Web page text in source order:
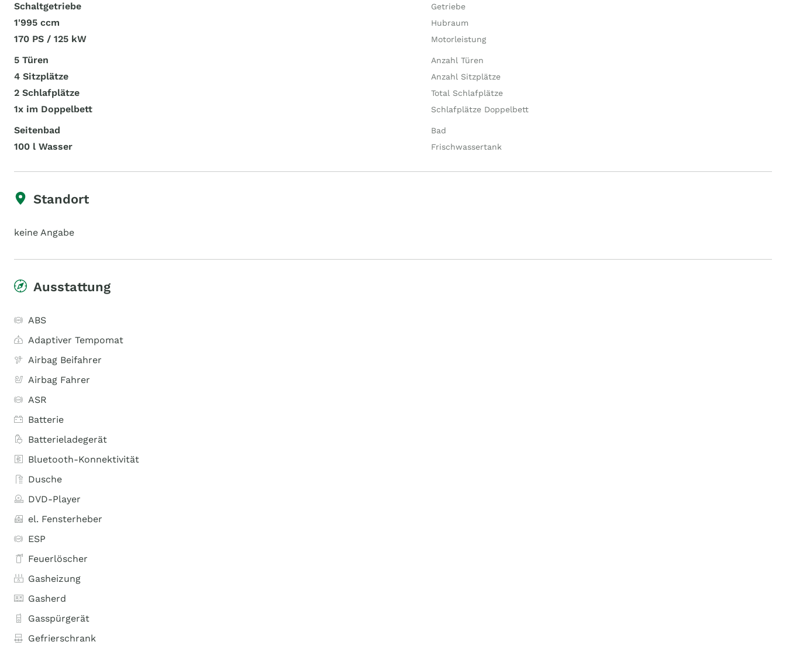
Schaltgetriebe Getriebe
1'995 ccm Hubraum
170 PS / 125 kW Motorleistung
5 Türen Anzahl Türen
4 Sitzplätze Anzahl Sitzplätze
2 Schlafplätze Total Schlafplätze
1x im Doppelbett Schlafplätze Doppelbett
Seitenbad Bad
100 l Wasser Frischwassertank
Standort
keine Angabe
Ausstattung
ABS
Adaptiver Tempomat
Airbag Beifahrer
Airbag Fahrer
ASR
Batterie
Batterieladegerät
Bluetooth-Konnektivität
Dusche
DVD-Player
el. Fensterheber
ESP
Feuerlöscher
Gasheizung
Gasherd
Gasspürgerät
Gefrierschrank